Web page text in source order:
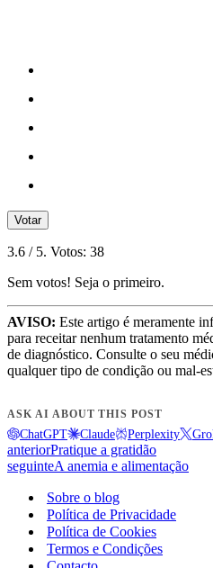
Votar
3.6 / 5. Votos: 38
Sem votos! Seja o primeiro.
AVISO: Este artigo é meramente
para receitar nenhum tratamento
de diagnóstico. Consulte o seu
qualquer tipo de condição ou mal-
ASK AI ABOUT THIS POST
ChatGPT Claude Perplexity
anteriorPratique a gratidão
seguinteA anemia e alimentação
Sobre o blog
Política de Privacidade
Política de Cookies
Termos e Condições